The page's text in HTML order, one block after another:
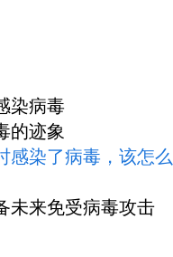
染病毒
的迹象
感染了病毒，该怎么
未来免受病毒攻击